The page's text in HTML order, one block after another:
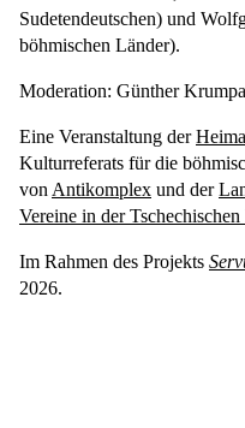
Sudetendeutschen) und
böhmischen Länder).
Moderation: Günther
Eine Veranstaltung der
Kulturreferats für die
von Antikomplex und der
Vereine in der
Im Rahmen des Projekts
2026.